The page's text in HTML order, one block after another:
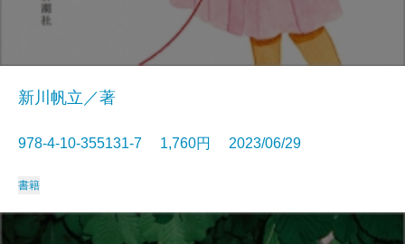
新川帆立／著
978-4-10-355131-7 1,760円 2023/06/29
書籍